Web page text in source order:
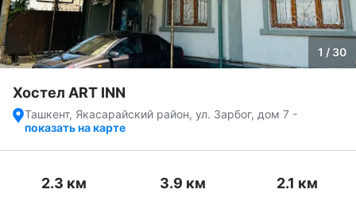
1 / 30
Хостел ART INN
Ташкент, Якасарайский район, ул. Зарбог, дом 7 -
показать на карте
2.3 км 3.9 км 2.1 км